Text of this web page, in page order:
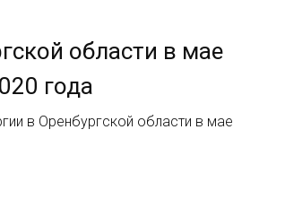
области в мае
года
в Оренбургской области в мае